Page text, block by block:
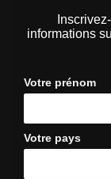
informations
Votre prénom
Votre pays